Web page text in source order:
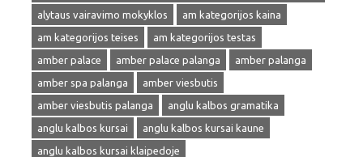
alytaus vairavimo mokyklos
am kategorijos kaina
am kategorijos teises
am kategorijos testas
amber palace
amber palace palanga
amber palanga
amber spa palanga
amber viesbutis
amber viesbutis palanga
anglu kalbos gramatika
anglu kalbos kursai
anglu kalbos kursai kaune
anglu kalbos kursai klaipedoje